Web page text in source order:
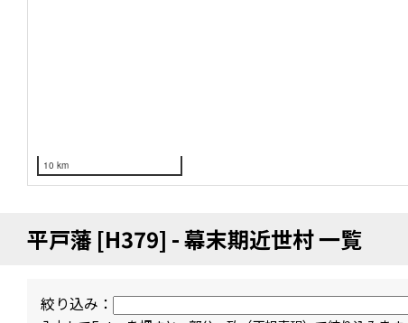
10 km
平戸藩 [H379] - 幕末期近世村 一覧
絞り込み：